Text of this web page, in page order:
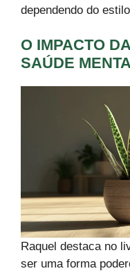
dependendo do
O IMPACTO
SAÚDE
Raquel destaca no
ser uma forma